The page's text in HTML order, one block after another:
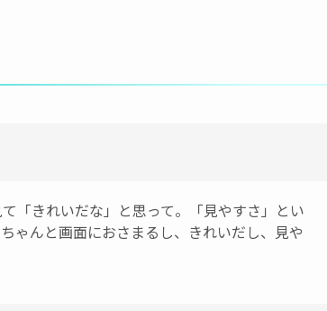
「きれいだな」と思って。「見やすさ」とい
ゃんと画面におさまるし、きれいだし、見や